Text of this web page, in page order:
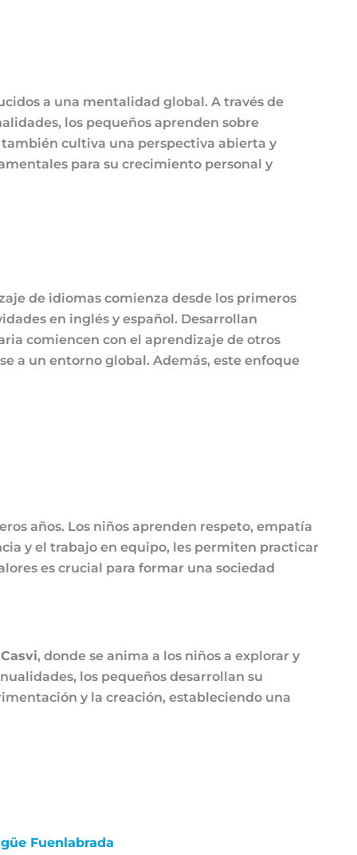
a una mentalidad global. A través de
los pequeños aprenden sobre
cultiva una perspectiva abierta y
para su crecimiento personal y
de idiomas comienza desde los primeros
en inglés y español. Desarrollan
comiencen con el aprendizaje de otros
a un entorno global. Además, este enfoque
años. Los niños aprenden respeto, empatía
y el trabajo en equipo, les permiten practicar
es crucial para formar una sociedad
Casvi, donde se anima a los niños a explorar y
los pequeños desarrollan su
y la creación, estableciendo una
Fuenlabrada